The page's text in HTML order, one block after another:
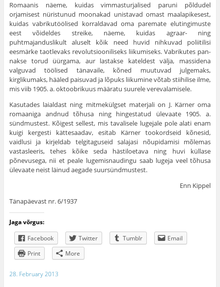
Romaanis näeme, kuidas vimmasturjalised paruni põldudel
orjamisest nüristunud moonakad unistavad omast maalapikesest,
kuidas vabrikutöölised korraldavad oma paremate elutingimuste
eest võideldes streike, näeme, kuidas agraar- ning
puhtmajanduslikult aluselt kõik need huvid nihkuvad poliitilisi
eesmärke taotle­vaks revolutsiooniliseks liikumiseks. Vabrikutes pan­
nakse torud üürgama, aur lastakse kateldest välja, mas­sidena
valguvad töölised tänavaile, kõned muutuvad julgemaks,
kirglikumaks, hääled paisuvad ja lõpuks lii­kumine võtab stiihilise ilme,
mis viib 1905. a. oktoobri­kuus määratu suurele verevalamisele.
Kasutades laialdast ning mitmekülgset materjali on J. Kärner oma
romaaniga andnud tõhusa ning hinges­tatud ülevaate 1905. a.
sündmustest. Kõigest sellest, mis tavalisele lugejale pole alati enam
kuigi kergesti kätte­saadav, esitab Kärner tookordseid kõnesid,
vaidlusi ja kirjeldab telgitaguseid salajasi nõupidamisi mõlemas
vastasleeris, tehes kõike seda hästiloetava ning huvi­ küllase
põnevusega, nii et peale lugemisnaudingu saab lugeja veel tõhusa
ülevaate neist läinud aegade suursündmustest.
Enn Kippel
Tänapäevast nr. 6/1937
Jaga võrgus:
Facebook
Twitter Tumblr
Email
Print
More
28. February 2013